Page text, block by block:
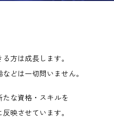
方は成長します。
どは一切問いません。
たな資格・スキルを
映させています。